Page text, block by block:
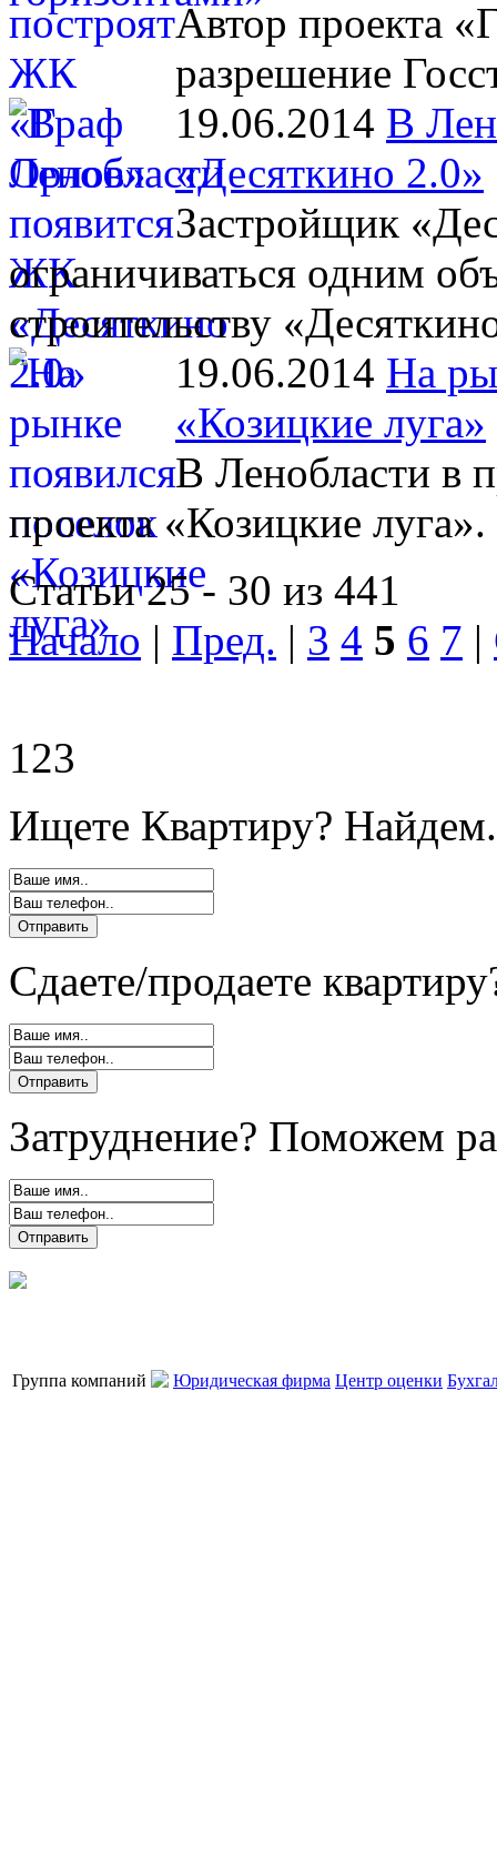
Автор проекта
разрешение
19.06.2014 В
«Десяткино 2.0»
Застройщик
ограничиваться одним
строительству
19.06.2014 На
«Козицкие луга»
В Ленобласти в
проекта «Козицкие луга».
Статьи 25 - 30 из 441
Начало | Пред. | 3 4 5 6 7 |
123
Ищете Квартиру?
Сдаете/продаете
Затруднение? Поможем
Группа компаний Юридическая фирма Центр оценки